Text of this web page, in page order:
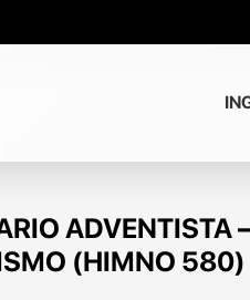
ADVENTISTA
(HIMNO 580)